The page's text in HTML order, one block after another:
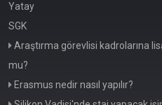
Yatay
SGK
Araştırma görevlisi kadrolarına
mu?
Erasmus nedir nasıl yapılır?